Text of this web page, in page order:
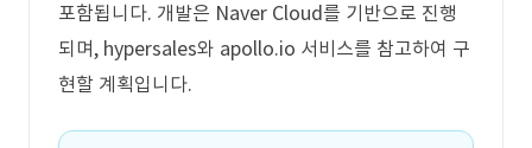
포함됩니다. 개발은 Naver Cloud를 기반으로 진행
되며, hypersales와 apollo.io 서비스를 참고하여 구
현할 계획입니다.